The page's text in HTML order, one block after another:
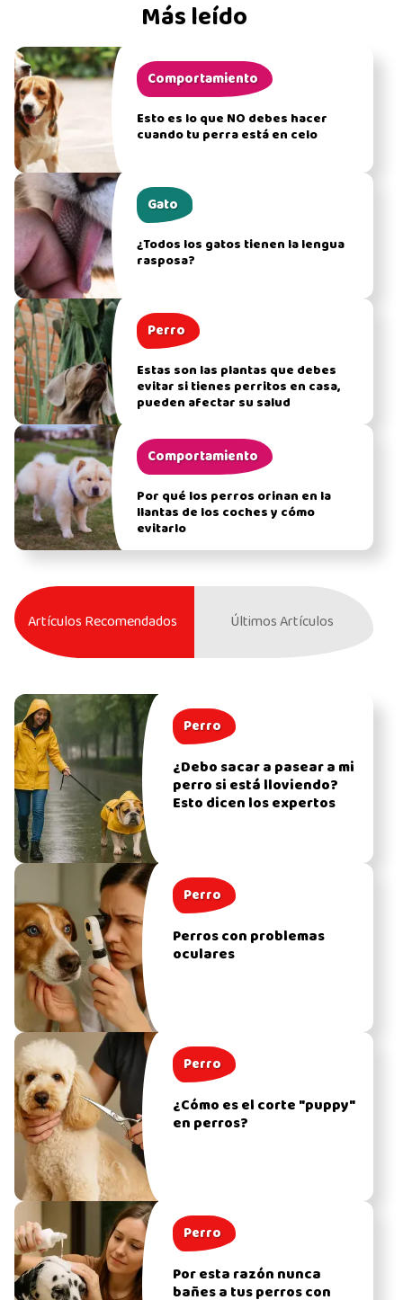
Más leído
Comportamiento
Esto es lo que NO debes hacer
cuando tu perra está en celo
Gato
¿Todos los gatos tienen la lengua
rasposa?
Perro
Estas son las plantas que debes
evitar si tienes perritos en casa,
pueden afectar su salud
Comportamiento
Por qué los perros orinan en la
llantas de los coches y cómo
evitarlo
Artículos Recomendados Últimos Artículos
Perro
¿Debo sacar a pasear a mi
perro si está lloviendo?
Esto dicen los expertos
Perro
Perros con problemas
oculares
Perro
¿Cómo es el corte "puppy"
en perros?
Perro
Por esta razón nunca
bañes a tus perros con